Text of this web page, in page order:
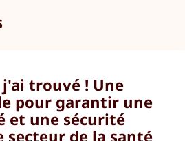
j'ai trouvé ! Une
pour garantir une
et une sécurité
secteur de la santé